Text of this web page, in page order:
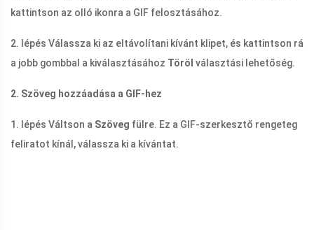
kattintson az olló ikonra a GIF felosztásához.
2. lépés Válassza ki az eltávolítani kívánt klipet, és kattintson rá
a jobb gombbal a kiválasztásához Töröl választási lehetőség.
2. Szöveg hozzáadása a GIF-hez
1. lépés Váltson a Szöveg fülre. Ez a GIF-szerkesztő rengeteg
feliratot kínál, válassza ki a kívántat.